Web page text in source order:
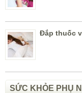
Đắp thuốc
SỨC KHỎE PHỤ